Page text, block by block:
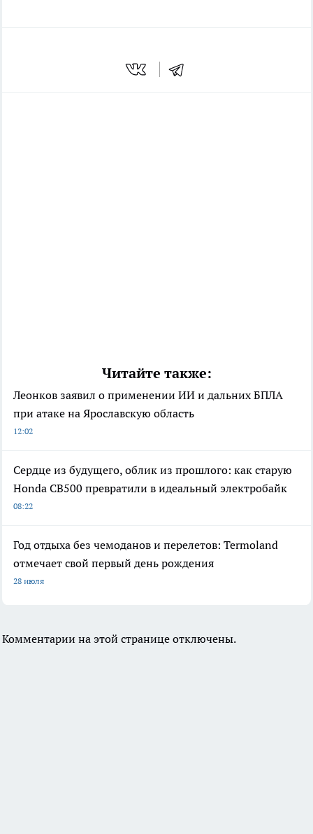
Читайте также:
Леонков заявил о применении ИИ и дальних БПЛА
при атаке на Ярославскую область
12:02
Сердце из будущего, облик из прошлого: как старую
Honda CB500 превратили в идеальный электробайк
08:22
Год отдыха без чемоданов и перелетов: Termoland
отмечает свой первый день рождения
28 июля
Комментарии на этой странице отключены.